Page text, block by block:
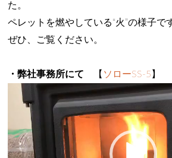
た。
ペレットを燃やしている“火”の様子で
ぜひ、ご覧ください。
・弊社事務所にて 【 ソローSS-5 】
レ